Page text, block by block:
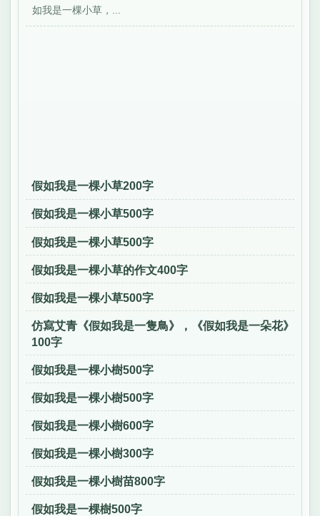
如我是一棵小草，...
假如我是一棵小草200字
假如我是一棵小草500字
假如我是一棵小草500字
假如我是一棵小草的作文400字
假如我是一棵小草500字
仿寫艾青《假如我是一隻鳥》，《假如我是一朵花》
100字
假如我是一棵小樹500字
假如我是一棵小樹500字
假如我是一棵小樹600字
假如我是一棵小樹300字
假如我是一棵小樹苗800字
假如我是一棵樹500字